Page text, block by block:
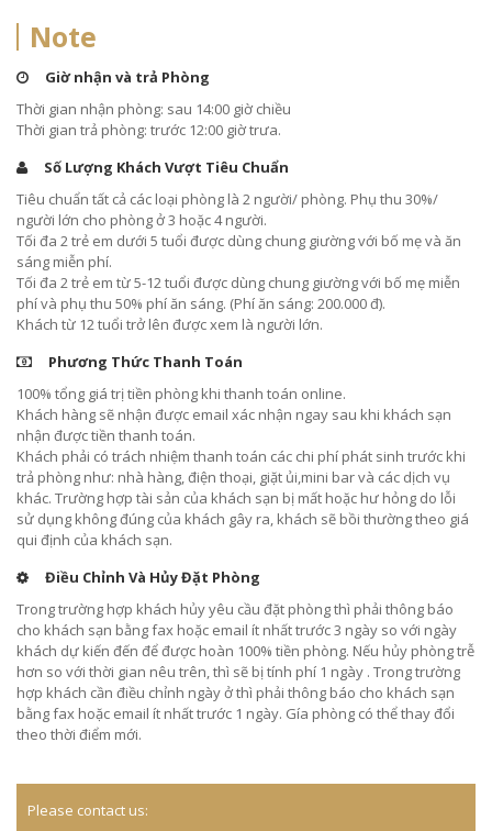
Note
Giờ nhận và trả Phòng
Thời gian nhận phòng: sau 14:00 giờ chiều
Thời gian trả phòng: trước 12:00 giờ trưa.
Số Lượng Khách Vượt Tiêu Chuẩn
Tiêu chuẩn tất cả các loại phòng là 2 người/ phòng. Phụ thu 30%/
người lớn cho phòng ở 3 hoặc 4 người.
Tối đa 2 trẻ em dưới 5 tuổi được dùng chung giường với bố mẹ và ăn
sáng miễn phí.
Tối đa 2 trẻ em từ 5-12 tuổi được dùng chung giường với bố mẹ miễn
phí và phụ thu 50% phí ăn sáng. (Phí ăn sáng: 200.000 đ).
Khách từ 12 tuổi trở lên được xem là người lớn.
Phương Thức Thanh Toán
100% tổng giá trị tiền phòng khi thanh toán online.
Khách hàng sẽ nhận được email xác nhận ngay sau khi khách sạn
nhận được tiền thanh toán.
Khách phải có trách nhiệm thanh toán các chi phí phát sinh trước khi
trả phòng như: nhà hàng, điện thoại, giặt ủi,mini bar và các dịch vụ
khác. Trường hợp tài sản của khách sạn bị mất hoặc hư hỏng do lỗi
sử dụng không đúng của khách gây ra, khách sẽ bồi thường theo giá
qui định của khách sạn.
Điều Chỉnh Và Hủy Đặt Phòng
Trong trường hợp khách hủy yêu cầu đặt phòng thì phải thông báo
cho khách sạn bằng fax hoặc email ít nhất trước 3 ngày so với ngày
khách dự kiến đến để được hoàn 100% tiền phòng. Nếu hủy phòng trễ
hơn so với thời gian nêu trên, thì sẽ bị tính phí 1 ngày . Trong trường
hợp khách cần điều chỉnh ngày ở thì phải thông báo cho khách sạn
bằng fax hoặc email ít nhất trước 1 ngày. Gía phòng có thể thay đổi
theo thời điểm mới.
Please contact us: